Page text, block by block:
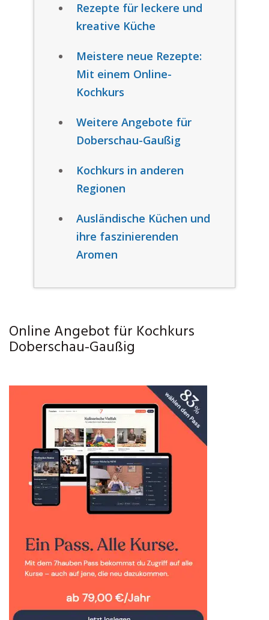
Rezepte für leckere und
kreative Küche
Meistere neue Rezepte:
Mit einem Online-
Kochkurs
Weitere Angebote für
Doberschau-Gaußig
Kochkurs in anderen
Regionen
Ausländische Küchen und
ihre faszinierenden
Aromen
Online Angebot für Kochkurs
Doberschau-Gaußig